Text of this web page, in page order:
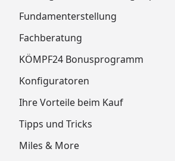
Fundamenterstellung
Fachberatung
KÖMPF24 Bonusprogramm
Konfiguratoren
Ihre Vorteile beim Kauf
Tipps und Tricks
Miles & More